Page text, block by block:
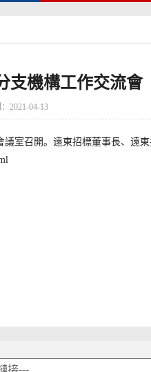
支機構工作交流會
2021-04-13
室召開。遠東招標董事長、遠